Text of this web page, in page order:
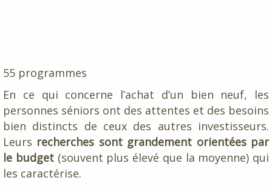
55 programmes
En ce qui concerne l’achat d’un bien neuf, les
personnes séniors ont des attentes et des besoins
bien distincts de ceux des autres investisseurs.
Leurs recherches sont grandement orientées par
le budget(souvent plus élevé que la moyenne) qui
les caractérise.